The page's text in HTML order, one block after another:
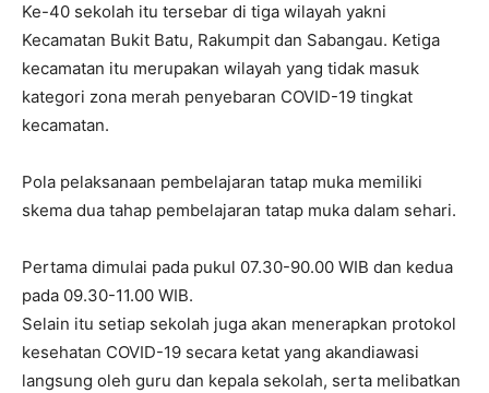
Ke-40 sekolah itu tersebar di tiga wilayah yakni
Kecamatan Bukit Batu, Rakumpit dan Sabangau. Ketiga
kecamatan itu merupakan wilayah yang tidak masuk
kategori zona merah penyebaran COVID-19 tingkat
kecamatan.
Pola pelaksanaan pembelajaran tatap muka memiliki
skema dua tahap pembelajaran tatap muka dalam sehari.
Pertama dimulai pada pukul 07.30-90.00 WIB dan kedua
pada 09.30-11.00 WIB.
Selain itu setiap sekolah juga akan menerapkan protokol
kesehatan COVID-19 secara ketat yang akandiawasi
langsung oleh guru dan kepala sekolah, serta melibatkan